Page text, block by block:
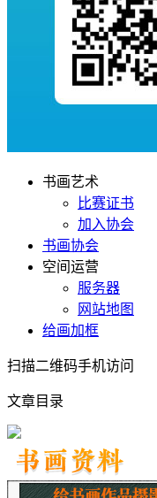
书画艺术
比赛证书
加入协会
书画协会
空间运营
服务器
网站地图
给画加框
扫描二维码手机访问
文章目录